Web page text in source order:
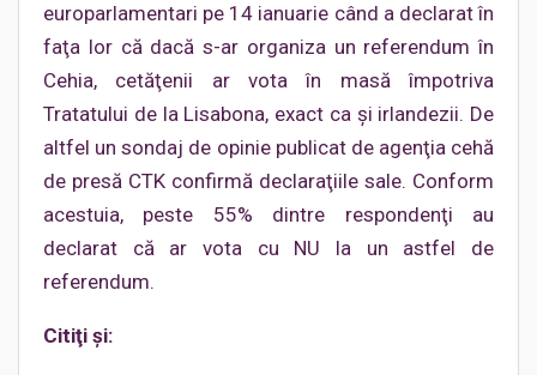
europarlamentari pe 14 ianuarie când a declarat în
faţa lor că dacă s-ar organiza un referendum în
Cehia, cetăţenii ar vota în masă împotriva
Tratatului de la Lisabona, exact ca şi irlandezii. De
altfel un sondaj de opinie publicat de agenţia cehă
de presă CTK confirmă declaraţiile sale. Conform
acestuia, peste 55% dintre respondenţi au
declarat că ar vota cu NU la un astfel de
referendum.
Citiţi şi: